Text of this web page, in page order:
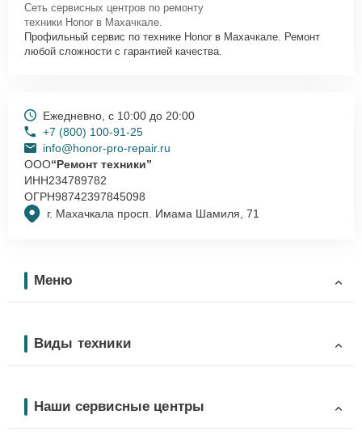
Сеть сервисных центров по ремонту
техники Honor в Махачкале.
Профильный сервис по технике Honor в Махачкале. Ремонт
любой сложности с гарантией качества.
г. Махачкала просп. Имама Шамиля, 71
Ежедневно, с 10:00 до 20:00
+7 (800) 100-91-25
info@honor-pro-repair.ru
ООО“Ремонт техники”
ИНН234789782
ОГРН98742397845098
Меню
Виды техники
Наши сервисные центры